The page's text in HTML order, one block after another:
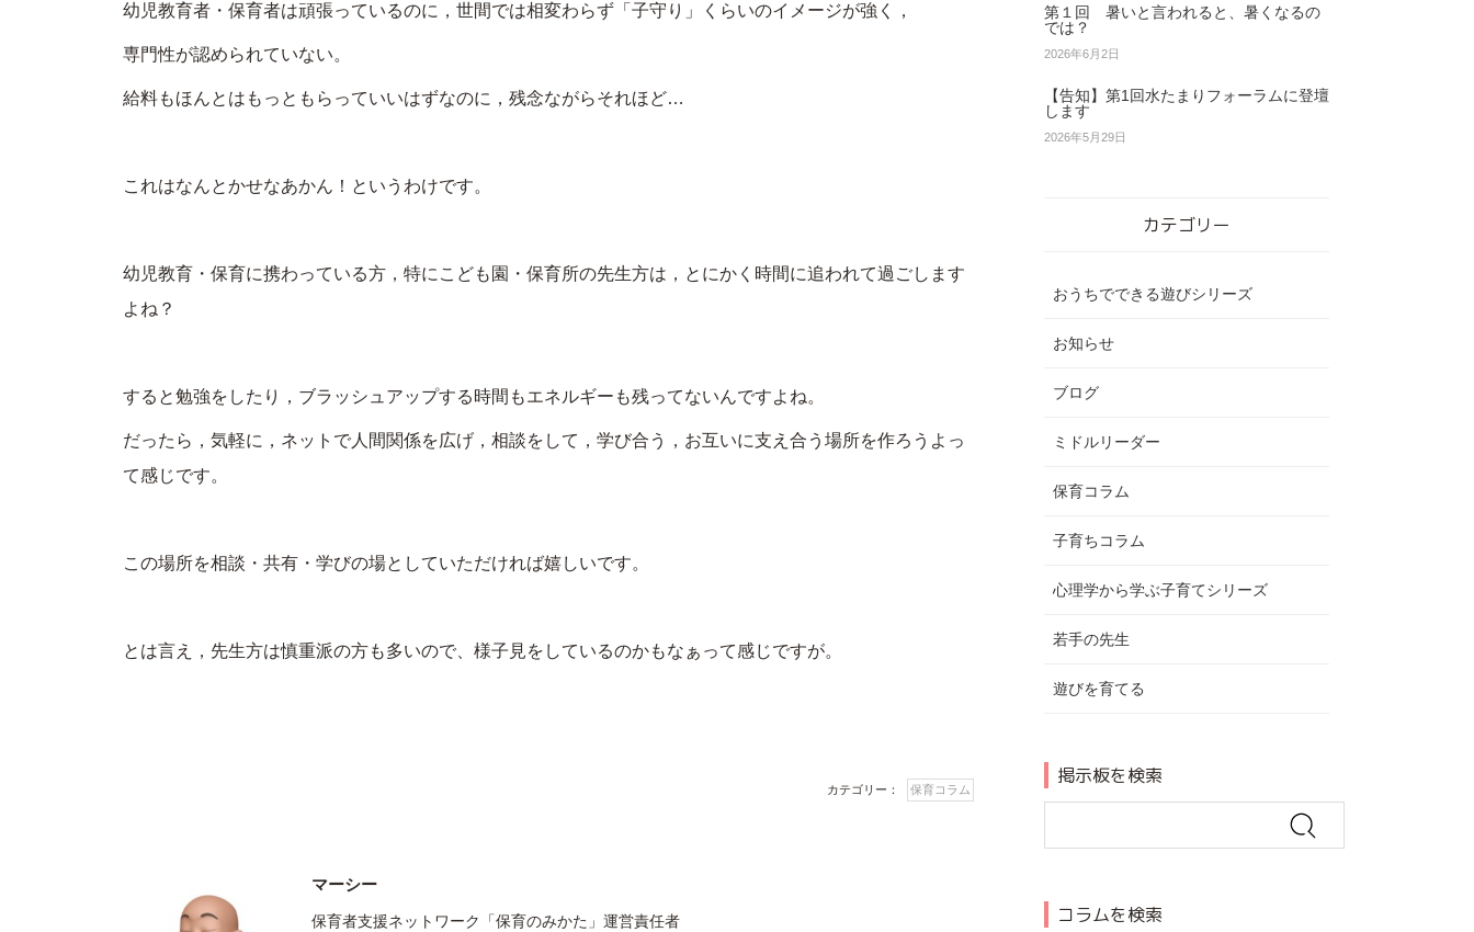
幼児教育者・保育者は頑張っているのに，世間では相変わらず「子守り」くらいのイメージが強く，
専門性が認められていない。
給料もほんとはもっともらっていいはずなのに，残念ながらそれほど…
これはなんとかせなあかん！というわけです。
幼児教育・保育に携わっている方，特にこども園・保育所の先生方は，とにかく時間に追われて過ごします
よね？
すると勉強をしたり，ブラッシュアップする時間もエネルギーも残ってないんですよね。
だったら，気軽に，ネットで人間関係を広げ，相談をして，学び合う，お互いに支え合う場所を作ろうよっ
て感じです。
この場所を相談・共有・学びの場としていただければ嬉しいです。
とは言え，先生方は慎重派の方も多いので、様子見をしているのかもなぁって感じですが。
カテゴリー： 保育コラム
マーシー
保育者支援ネットワーク「保育のみかた」運営責任者
第１回 暑いと言われると、暑くなるの
では？
2026年6月2日
【告知】第1回水たまりフォーラムに登壇
します
2026年5月29日
カテゴリー
おうちでできる遊びシリーズ
お知らせ
ブログ
ミドルリーダー
保育コラム
子育ちコラム
心理学から学ぶ子育てシリーズ
若手の先生
遊びを育てる
掲示板を検索
コラムを検索